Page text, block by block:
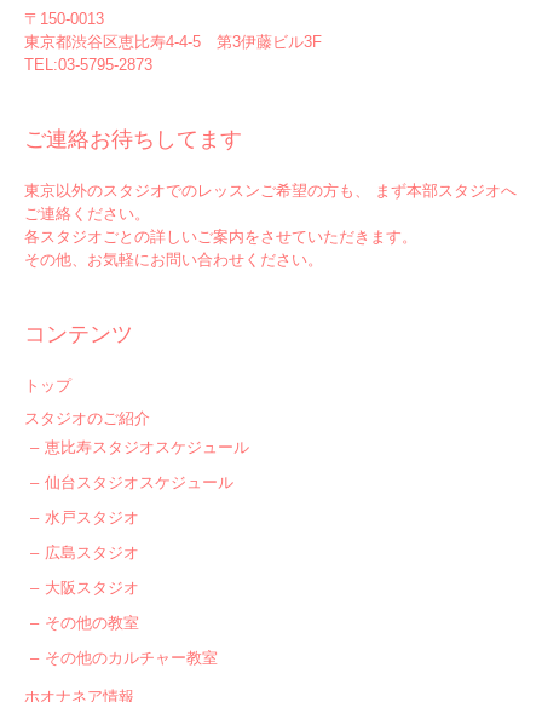
〒150-0013
東京都渋谷区恵比寿4-4-5 第3伊藤ビル3F
TEL:03-5795-2873
ご連絡お待ちしてます
東京以外のスタジオでのレッスンご希望の方も、 まず本部スタジオへ
ご連絡ください。
各スタジオごとの詳しいご案内をさせていただきます。
その他、お気軽にお問い合わせください。
コンテンツ
トップ
スタジオのご紹介
恵比寿スタジオスケジュール
仙台スタジオスケジュール
水戸スタジオ
広島スタジオ
大阪スタジオ
その他の教室
その他のカルチャー教室
ホオナネア情報